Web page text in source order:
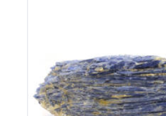
Cyanite
195€